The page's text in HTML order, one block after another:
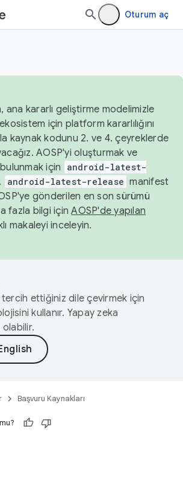
Oturum aç
ana kararlı geliştirme modelimizle
için platform kararlılığını
kaynak kodunu 2. ve 4. çeyreklerde
AOSP'yi oluşturmak ve
için
android-latest-
android-latest-release manifest
gönderilen en son sürümü
fazla bilgi içinAOSP'de yapılan
makaleyi inceleyin.
ettiğiniz dile çevirmek için
kullanır. Yapay zeka
Başvuru Kaynakları